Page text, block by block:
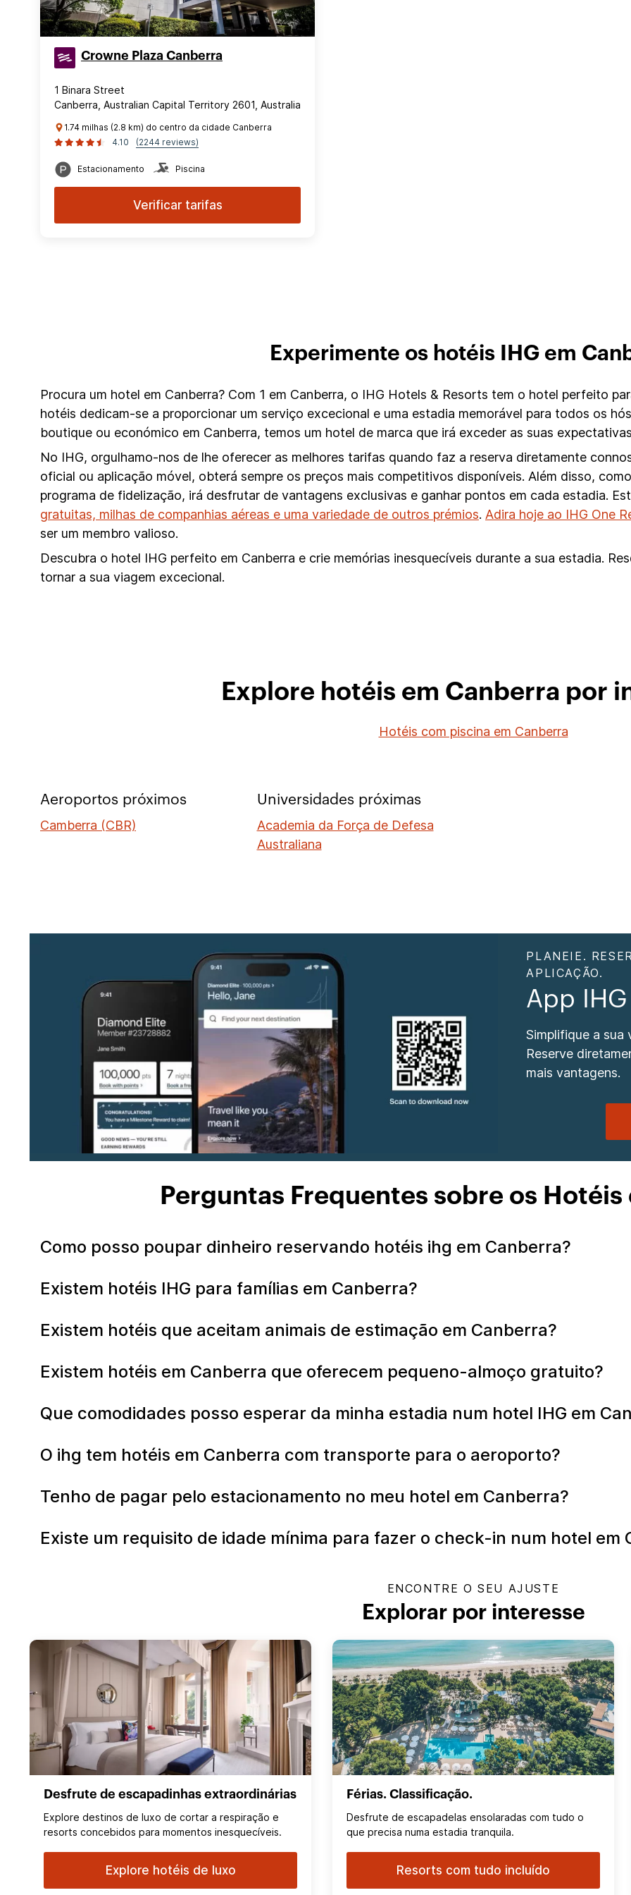
Crowne Plaza Canberra
1 Binara Street
Canberra, Australian Capital Territory 2601, Australia
1.74 milhas (2.8 km) do centro da cidade Canberra
4.10
(2244 reviews)
Estacionamento Piscina
Verificar tarifas
Experimente os hotéis IHG em
Procura um hotel em Canberra? Com 1 em Canberra, o IHG Hotels & Resorts tem o hotel perfeito
hotéis dedicam-se a proporcionar um serviço excecional e uma estadia memorável para todos os
boutique ou económico em Canberra, temos um hotel de marca que irá exceder as suas
No IHG, orgulhamo-nos de lhe oferecer as melhores tarifas quando faz a reserva diretamente
oficial ou aplicação móvel, obterá sempre os preços mais competitivos disponíveis. Além disso,
programa de fidelização, irá desfrutar de vantagens exclusivas e ganhar pontos em cada estadia.
gratuitas, milhas de companhias aéreas e uma variedade de outros prémios. Adira hoje ao IHG One
ser um membro valioso.
Descubra o hotel IHG perfeito em Canberra e crie memórias inesquecíveis durante a sua estadia.
tornar a sua viagem excecional.
Explore hotéis em Canberra por
Hotéis com piscina em Canberra
Aeroportos próximos
Camberra (CBR)
Universidades próximas
Academia da Força de Defesa
Australiana
PLANEIE.
APLICAÇÃO.
App
Simplifique a sua
Reserve
mais vantagens.
Perguntas Frequentes sobre os
Como posso poupar dinheiro reservando hotéis ihg em Canberra?
Existem hotéis IHG para famílias em Canberra?
Existem hotéis que aceitam animais de estimação em Canberra?
Existem hotéis em Canberra que oferecem pequeno-almoço gratuito?
Que comodidades posso esperar da minha estadia num hotel IHG em
O ihg tem hotéis em Canberra com transporte para o aeroporto?
Tenho de pagar pelo estacionamento no meu hotel em Canberra?
Existe um requisito de idade mínima para fazer o check-in num hotel em
ENCONTRE O SEU AJUSTE
Explorar por interesse
Desfrute de escapadinhas extraordinárias
Explore destinos de luxo de cortar a respiração e
resorts concebidos para momentos inesquecíveis.
Explore hotéis de luxo
Férias. Classificação.
Desfrute de escapadelas ensolaradas com tudo o
que precisa numa estadia tranquila.
Resorts com tudo incluído